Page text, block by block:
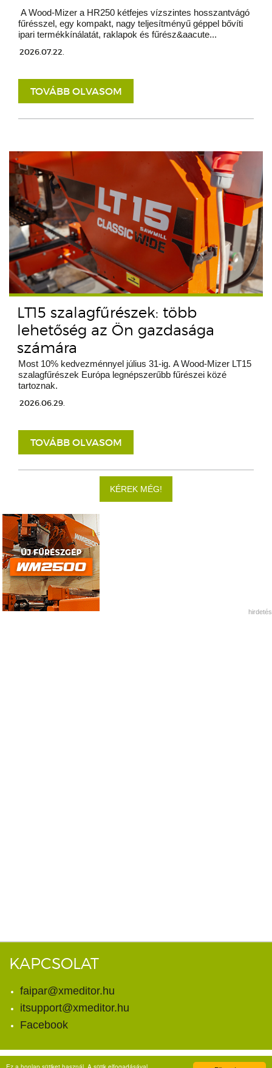
A Wood-Mizer a HR250 kétfejes vízszintes hosszantvágó
fűrésszel, egy kompakt, nagy teljesítményű géppel bővíti
ipari termékkínálatát, raklapok és fűrész&aacute...
2026.07.22.
TOVÁBB OLVASOM
LT15 szalagfűrészek: több
lehetőség az Ön gazdasága
számára
Most 10% kedvezménnyel július 31-ig. A Wood-Mizer LT15
szalagfűrészek Európa legnépszerűbb fűrészei közé
tartoznak.
2026.06.29.
TOVÁBB OLVASOM
KÉREK MÉG!
hirdetés
KAPCSOLAT
faipar@xmeditor.hu
itsupport@xmeditor.hu
Facebook